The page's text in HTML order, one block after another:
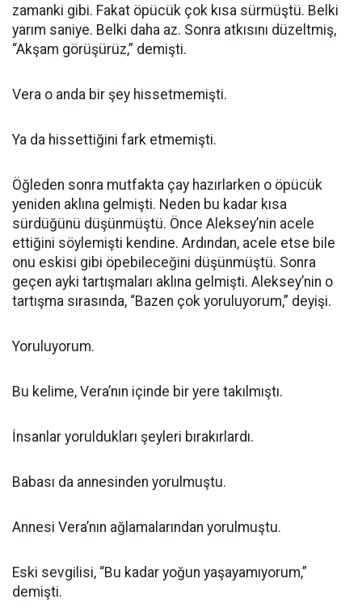
zamanki gibi. Fakat öpücük çok kısa sürmüştü. Belki
yarım saniye. Belki daha az. Sonra atkısını düzeltmiş,
“Akşam görüşürüz,” demişti.
Vera o anda bir şey hissetmemişti.
Ya da hissettiğini fark etmemişti.
Öğleden sonra mutfakta çay hazırlarken o öpücük
yeniden aklına gelmişti. Neden bu kadar kısa
sürdüğünü düşünmüştü. Önce Aleksey’nin acele
ettiğini söylemişti kendine. Ardından, acele etse bile
onu eskisi gibi öpebileceğini düşünmüştü. Sonra
geçen ayki tartışmaları aklına gelmişti. Aleksey’nin o
tartışma sırasında, “Bazen çok yoruluyorum,” deyişi.
Yoruluyorum.
Bu kelime, Vera’nın içinde bir yere takılmıştı.
İnsanlar yoruldukları şeyleri bırakırlardı.
Babası da annesinden yorulmuştu.
Annesi Vera’nın ağlamalarından yorulmuştu.
Eski sevgilisi, “Bu kadar yoğun yaşayamıyorum,”
demişti.